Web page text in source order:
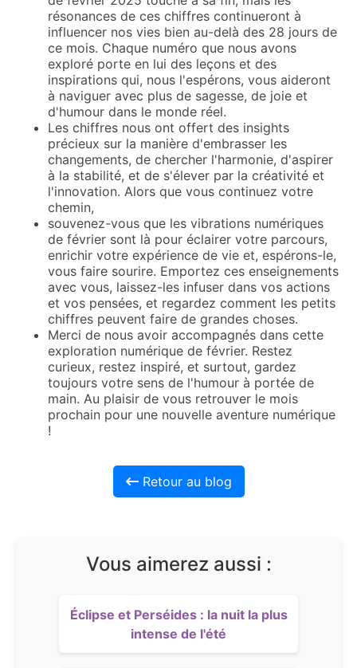
résonances de ces chiffres continueront à
influencer nos vies bien au-delà des 28 jours de
ce mois. Chaque numéro que nous avons
exploré porte en lui des leçons et des
inspirations qui, nous l'espérons, vous aideront
à naviguer avec plus de sagesse, de joie et
d'humour dans le monde réel.
Les chiffres nous ont offert des insights
précieux sur la manière d'embrasser les
changements, de chercher l'harmonie, d'aspirer
à la stabilité, et de s'élever par la créativité et
l'innovation. Alors que vous continuez votre
chemin,
souvenez-vous que les vibrations numériques
de février sont là pour éclairer votre parcours,
enrichir votre expérience de vie et, espérons-le,
vous faire sourire. Emportez ces enseignements
avec vous, laissez-les infuser dans vos actions
et vos pensées, et regardez comment les petits
chiffres peuvent faire de grandes choses.
Merci de nous avoir accompagnés dans cette
exploration numérique de février. Restez
curieux, restez inspiré, et surtout, gardez
toujours votre sens de l'humour à portée de
main. Au plaisir de vous retrouver le mois
prochain pour une nouvelle aventure numérique
!
Retour au blog
Vous aimerez aussi :
Éclipse et Perséides : la nuit la plus
intense de l'été